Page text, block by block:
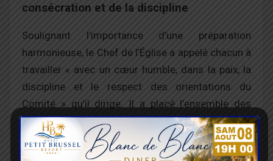
consécration et de la discipline
Soulignant l’importance d’une préparation
harmonieuse, le Chef de l’Église a appelé chacun à
travailler « avec un cœur humble, dans la paix, la
discipline et le respect des orientations du
Comité » qu’il dirige. Il a placé l’ensemble des
préparatifs et le pèlerinage lui-même sous l’action
du Saint-Esprit, demandant au Seigneur « la
sagesse, la santé, les moyens nécessaires, et